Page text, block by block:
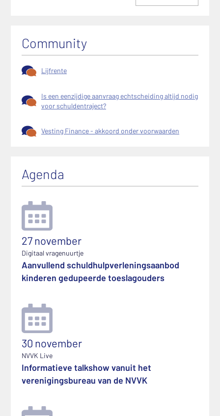
Community
Lijfrente
Is een eenzijdige aanvraag echtscheiding altijd nodig
voor schuldentraject?
Vesting Finance - akkoord onder voorwaarden
Agenda
27 november
Digitaal vragenuurtje
Aanvullend schuldhulpverleningsaanbod
kinderen gedupeerde toeslagouders
30 november
NVVK Live
Informatieve talkshow vanuit het
verenigingsbureau van de NVVK